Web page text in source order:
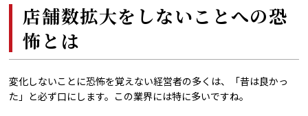
店舗数拡大をしないことへの恐
怖とは
変化しないことに恐怖を覚えない経営者の多くは、「昔は良かっ
た」と必ず口にします。この業界には特に多いですね。